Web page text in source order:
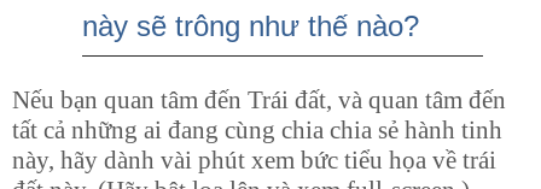
này sẽ trông như thế nào?
Nếu bạn quan tâm đến Trái đất, và quan tâm đến
tất cả những ai đang cùng chia chia sẻ hành tinh
này, hãy dành vài phút xem bức tiểu họa về trái